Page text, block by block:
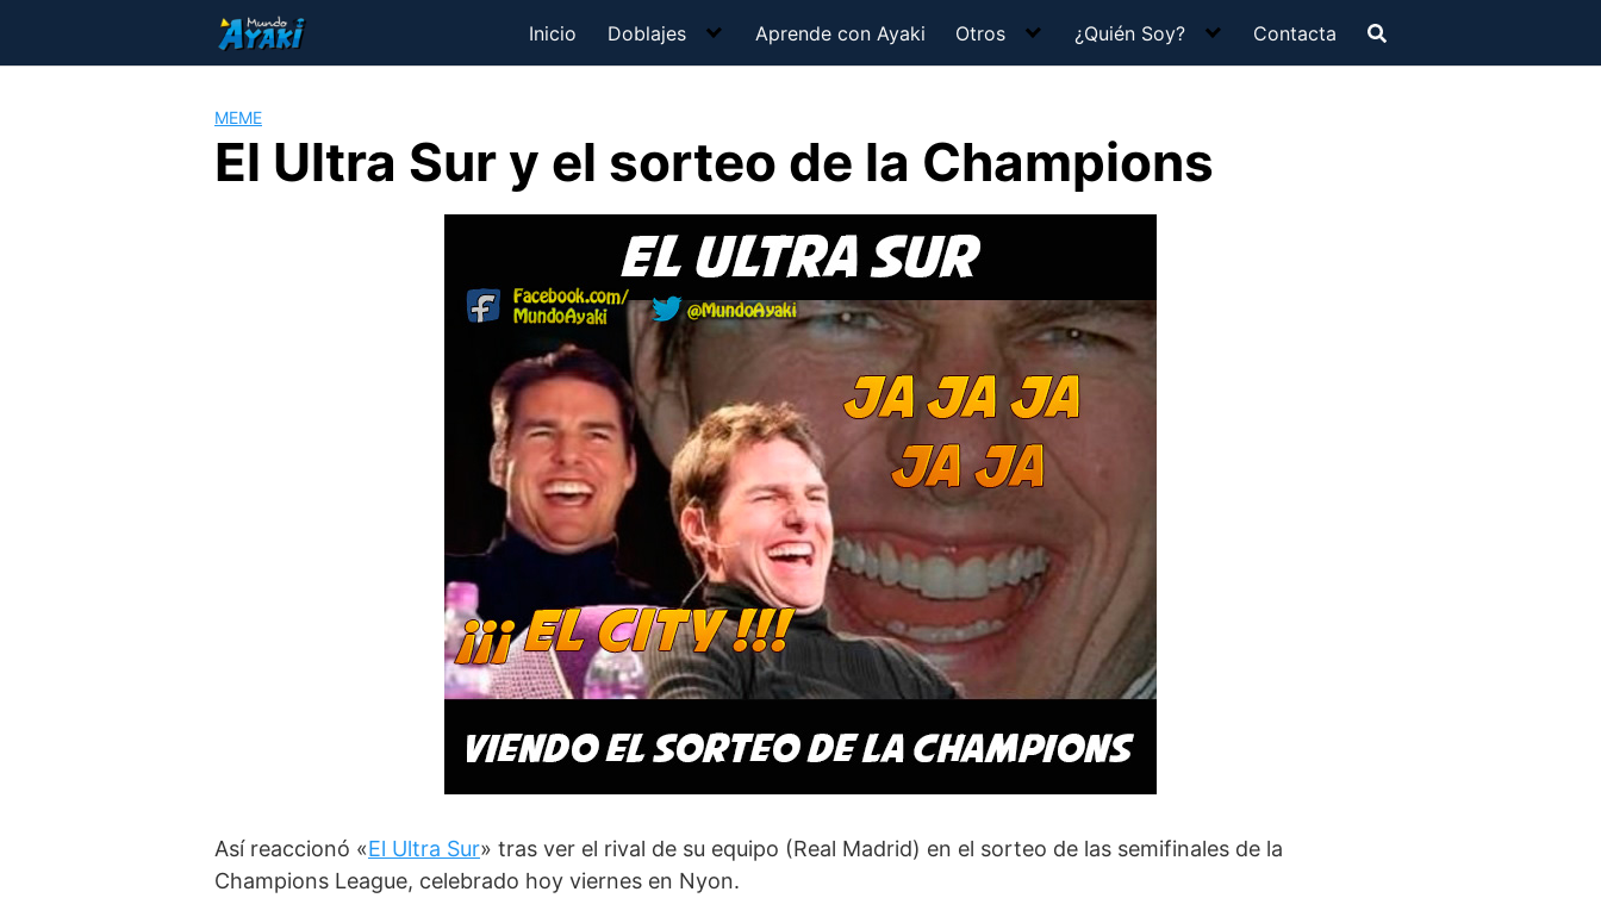
contenido
Inicio Doblajes Aprende con Ayaki Otros ¿Quién Soy? Contacta
MEME
El Ultra Sur y el sorteo de la Champions
Así reaccionó «El Ultra Sur» tras ver el rival de su equipo (Real Madrid) en el sorteo de las semifinales de la
Champions League, celebrado hoy viernes en Nyon.